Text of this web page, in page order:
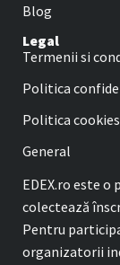
Blog
Legal
Termenii si
Politica
Politica cookies
General
EDEX.ro este
colectează
Pentru
organizatorii